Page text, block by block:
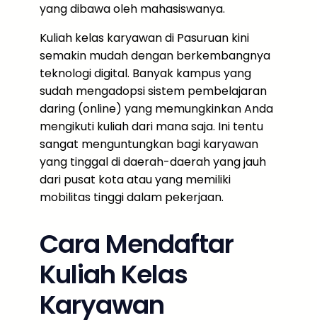
yang dibawa oleh mahasiswanya.
Kuliah kelas karyawan di Pasuruan kini
semakin mudah dengan berkembangnya
teknologi digital. Banyak kampus yang
sudah mengadopsi sistem pembelajaran
daring (online) yang memungkinkan Anda
mengikuti kuliah dari mana saja. Ini tentu
sangat menguntungkan bagi karyawan
yang tinggal di daerah-daerah yang jauh
dari pusat kota atau yang memiliki
mobilitas tinggi dalam pekerjaan.
Cara Mendaftar
Kuliah Kelas
Karyawan